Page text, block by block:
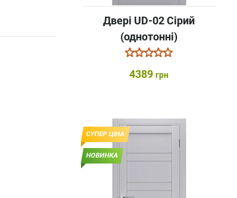
Двері UD-02 Сірий
(однотонні)
4389грн
СУПЕР ЦІНА
НОВИНКА